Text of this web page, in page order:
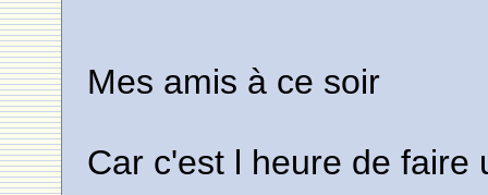
Mes amis à ce soir
Car c'est l heure de faire